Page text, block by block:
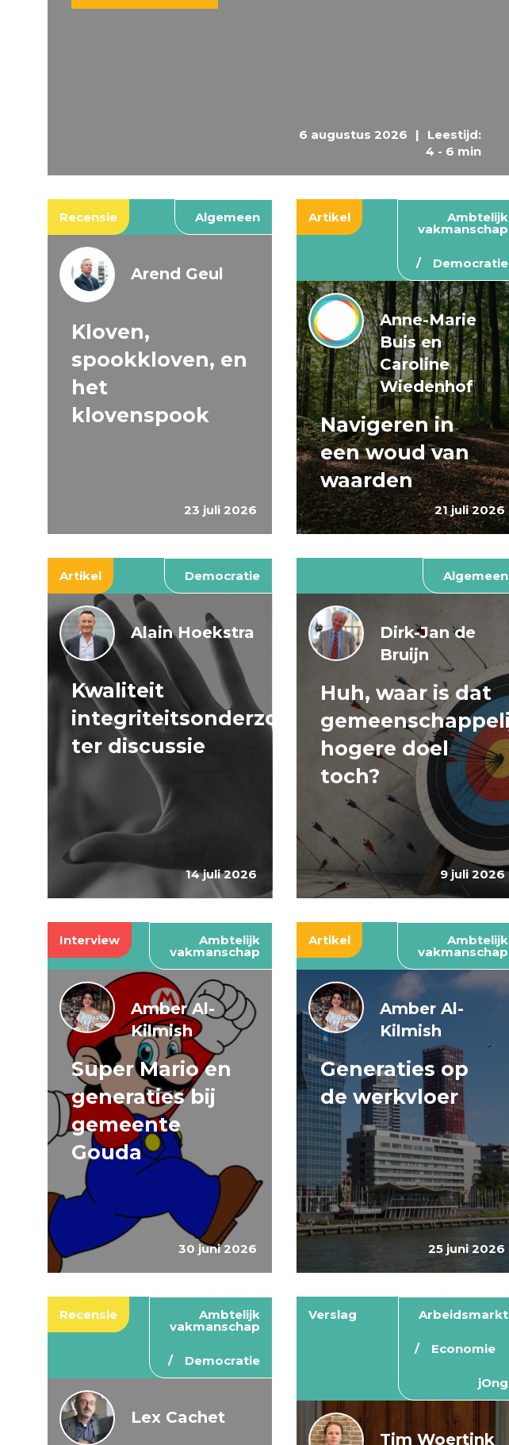
6 augustus 2026 |
Leestijd:
4 - 6 min
Recensie Algemeen
23 juli 2026
Arend Geul
Kloven,
spookkloven, en
het
klovenspook
Artikel Ambtelijk
vakmanschap
Democratie
21 juli 2026
Anne-Marie
Buis en
Caroline
Wiedenhof
Navigeren in
een woud van
waarden
Artikel Democratie
14 juli 2026
Alain Hoekstra
Kwaliteit
integriteitsonderzoeken
ter discussie
Algemeen
9 juli 2026
Dirk-Jan de
Bruijn
Huh, waar is dat
hogere doel
toch?
Interview Ambtelijk
vakmanschap
30 juni 2026
Amber Al-
Kilmish
Super Mario en
generaties bij
gemeente
Gouda
Artikel Ambtelijk
vakmanschap
25 juni 2026
Amber Al-
Kilmish
Generaties op
de werkvloer
Recensie Ambtelijk
vakmanschap
Democratie
Lex Cachet
Verslag Arbeidsmarkt
Economie
jOng
Tim Woertink